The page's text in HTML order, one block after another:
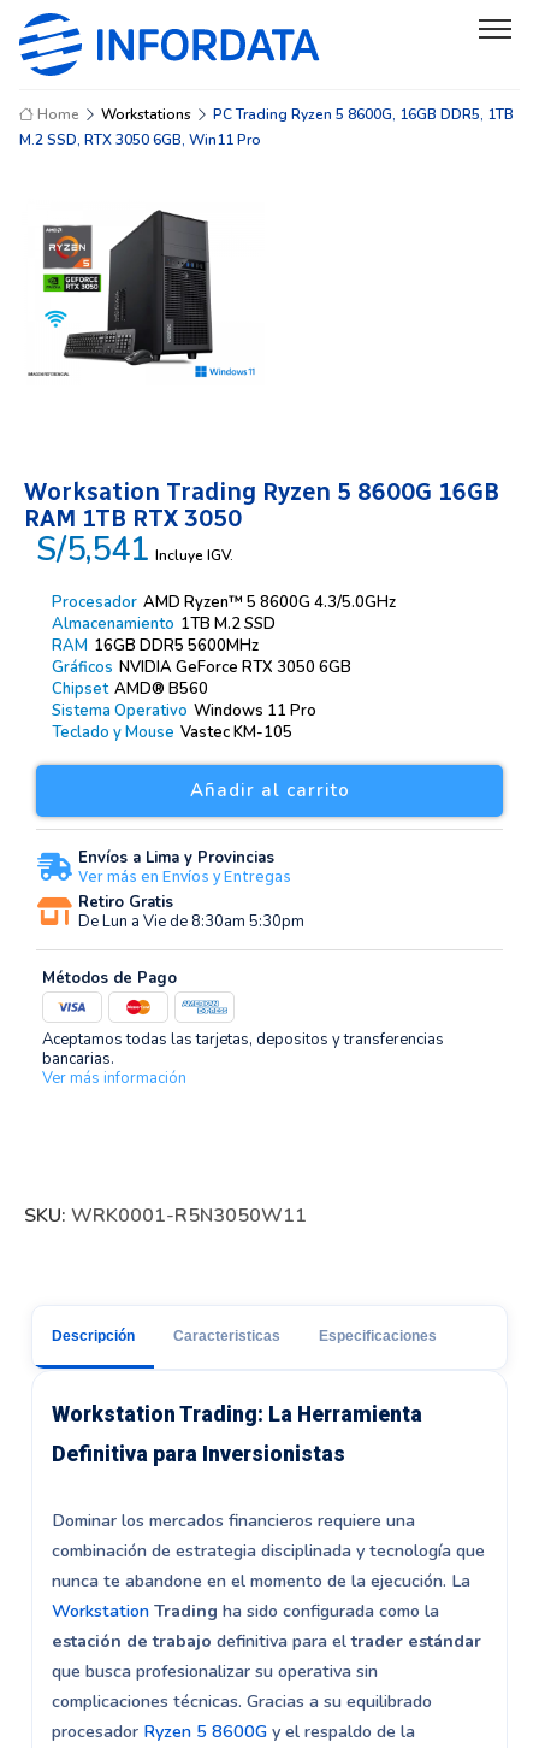
Home Workstations
PC Trading Ryzen 5 8600G, 16GB DDR5, 1TB
M.2 SSD, RTX 3050 6GB, Win11 Pro
Worksation Trading Ryzen 5 8600G 16GB
RAM 1TB RTX 3050
Procesador AMD Ryzen™ 5 8600G 4.3/5.0GHz
Almacenamiento 1TB M.2 SSD
RAM 16GB DDR5 5600MHz
Gráficos NVIDIA GeForce RTX 3050 6GB
Chipset AMD® B560
Sistema Operativo Windows 11 Pro
Teclado y Mouse Vastec KM-105
S/5,541 Incluye IGV.
Añadir al carrito
Envíos a Lima y Provincias
Ver más en Envíos y Entregas
Retiro Gratis
De Lun a Vie de 8:30am 5:30pm
Métodos de Pago
Aceptamos todas las tarjetas, depositos y transferencias
bancarias.
Ver más información
SKU: WRK0001-R5N3050W11
Descripción Caracteristicas Especificaciones
Workstation Trading: La Herramienta
Definitiva para Inversionistas
Dominar los mercados financieros requiere una
combinación de estrategia disciplinada y tecnología que
nunca te abandone en el momento de la ejecución. La
Workstation Trading ha sido configurada como la
estación de trabajo definitiva para eltrader estándar
que busca profesionalizar su operativa sin
complicaciones técnicas. Gracias a su equilibrado
procesador Ryzen 5 8600Gy el respaldo de la